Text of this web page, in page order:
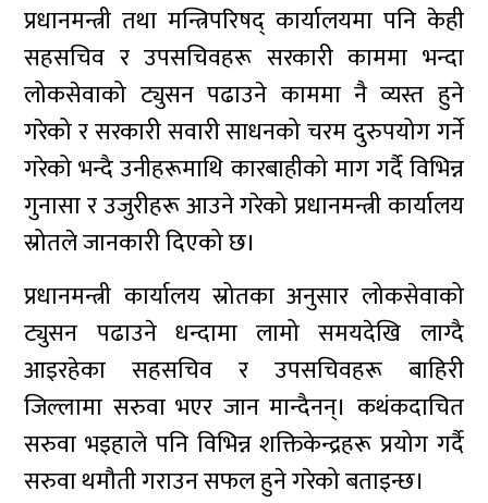
प्रधानमन्त्री तथा मन्त्रिपरिषद् कार्यालयमा पनि केही
सहसचिव र उपसचिवहरू सरकारी काममा भन्दा
लोकसेवाको ट्युसन पढाउने काममा नै व्यस्त हुने
गरेको र सरकारी सवारी साधनको चरम दुरुपयोग गर्ने
गरेको भन्दै उनीहरूमाथि कारबाहीको माग गर्दै विभिन्न
गुनासा र उजुरीहरू आउने गरेको प्रधानमन्त्री कार्यालय
स्रोतले जानकारी दिएको छ।
प्रधानमन्त्री कार्यालय स्रोतका अनुसार लोकसेवाको
ट्युसन पढाउने धन्दामा लामो समयदेखि लाग्दै
आइरहेका सहसचिव र उपसचिवहरू बाहिरी
जिल्लामा सरुवा भएर जान मान्दैनन्। कथंकदाचित
सरुवा भइहाले पनि विभिन्न शक्तिकेन्द्रहरू प्रयोग गर्दै
सरुवा थमौती गराउन सफल हुने गरेको बताइन्छ।